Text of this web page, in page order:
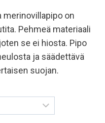
on
Pehmeä materiaali
se ei hiosta. Pipo
ja säädettävä
suojan.